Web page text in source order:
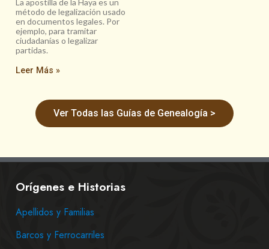
La apostilla de la Haya es un
método de legalización usado
en documentos legales. Por
ejemplo, para tramitar
ciudadanías o legalizar
partidas.
Leer Más »
Ver Todas las Guías de Genealogía >
Orígenes e Historias
Apellidos y Familias
Barcos y Ferrocarriles